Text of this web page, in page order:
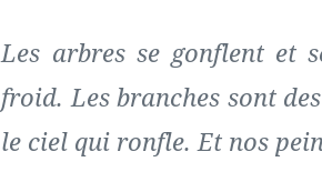
Les arbres se gonflent et
froid. Les branches sont
le ciel qui ronfle. Et nos